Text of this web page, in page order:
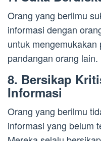
Orang yang berilmu
informasi dengan
untuk
pandangan orang lain.
8. Bersikap
Informasi
Orang yang berilmu
informasi yang belum